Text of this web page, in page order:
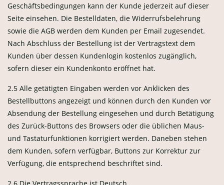
Geschäftsbedingungen kann der Kunde jederzeit auf dieser
Seite einsehen. Die Bestelldaten, die Widerrufsbelehrung
sowie die AGB werden dem Kunden per Email zugesendet.
Nach Abschluss der Bestellung ist der Vertragstext dem
Kunden über dessen Kundenlogin kostenlos zugänglich,
sofern dieser ein Kundenkonto eröffnet hat.
2.5 Alle getätigten Eingaben werden vor Anklicken des
Bestellbuttons angezeigt und können durch den Kunden vor
Absendung der Bestellung eingesehen und durch Betätigung
des Zurück-Buttons des Browsers oder die üblichen Maus-
und Tastaturfunktionen korrigiert werden. Daneben stehen
dem Kunden, sofern verfügbar, Buttons zur Korrektur zur
Verfügung, die entsprechend beschriftet sind.